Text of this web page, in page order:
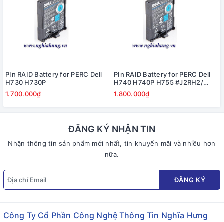
PIn RAID Battery for PERC Dell
H730 H730P
1.700.000₫
PIn RAID Battery for PERC Dell
H740 H740P H755 #J2RH2/
NWJ48
1.800.000₫
ĐĂNG KÝ NHẬN TIN
Nhận thông tin sản phẩm mới nhất, tin khuyến mãi và nhiều hơn
nữa.
ĐĂNG KÝ
Công Ty Cổ Phần Công Nghệ Thông Tin Nghĩa Hưng